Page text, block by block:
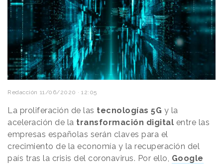
Redacción 11/06/2020 · 12:05
La proliferación de las tecnologías 5G y la
aceleración de la transformación digital entre las
empresas españolas serán claves para el
crecimiento de la economía y la recuperación del
país tras la crisis del coronavirus. Por ello, Google